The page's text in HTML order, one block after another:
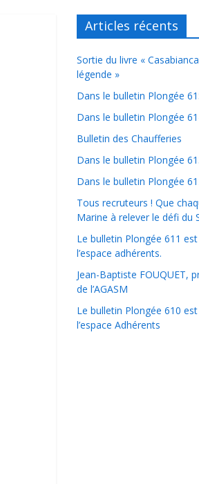
Articles récents
Sortie du livre «
légende »
Dans le bulletin Plongée
Dans le bulletin Plongée
Bulletin des Chaufferies
Dans le bulletin Plongée
Dans le bulletin Plongée
Tous recruteurs ! Que
Marine à relever le défi du
Le bulletin Plongée 611
l’espace adhérents.
Jean-Baptiste FOUQUET,
de l’AGASM
Le bulletin Plongée 610
l’espace Adhérents